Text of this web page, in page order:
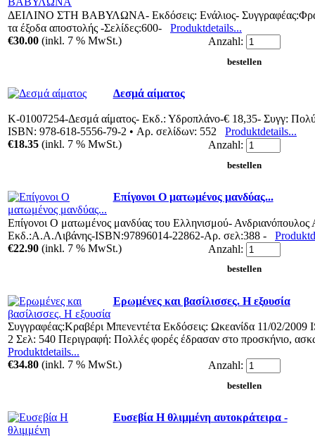
ΔΕΙΛΙΝΟ ΣΤΗ ΒΑΒΥΛΩΝΑ- Εκδόσεις: Ενάλιος-
τα έξοδα αποστολής -Σελίδες:600- Produktdetails...
€30.00 (inkl. 7 % MwSt.) Anzahl:
Δεσμά αίματος
Κ-01007254-Δεσμά αίματος- Εκδ.: Υδροπλάνο-€ 18,35- Συγγ:
ISBN: 978-618-5556-79-2 • Αρ. σελίδων: 552 Produktdetails...
€18.35 (inkl. 7 % MwSt.) Anzahl:
Επίγονοι Ο ματωμένος μανδύας...
Επίγονοι Ο ματωμένος μανδύας του Ελληνισμού- Ανδριανόπουλος
Εκδ.:Α.Α.Λιβάνης-ISBN:97896014-22862-Αρ. σελ:388 -
€22.90 (inkl. 7 % MwSt.) Anzahl:
Ερωμένες και βασίλισσες. Η εξουσία
Συγγραφέας:Κραβέρι Μπενεντέτα Εκδόσεις: Ωκεανίδα 11/02/
2 Σελ: 540 Περιγραφή: Πολλές φορές έδρασαν στο προσκήνιο,
Produktdetails...
€34.80 (inkl. 7 % MwSt.) Anzahl:
Ευσεβία Η θλιμμένη αυτοκράτειρα -